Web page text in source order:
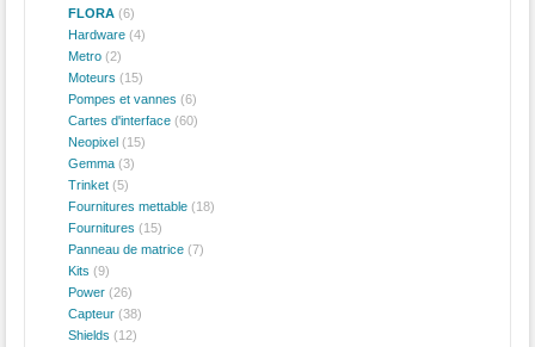
FLORA (6)
Hardware (4)
Metro (2)
Moteurs (15)
Pompes et vannes (6)
Cartes d'interface (60)
Neopixel (15)
Gemma (3)
Trinket (5)
Fournitures mettable (18)
Fournitures (15)
Panneau de matrice (7)
Kits (9)
Power (26)
Capteur (38)
Shields (12)